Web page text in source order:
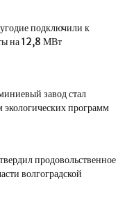
подключили к
на 12,8 МВт
завод стал
экологических программ
продовольственное
волгоградской